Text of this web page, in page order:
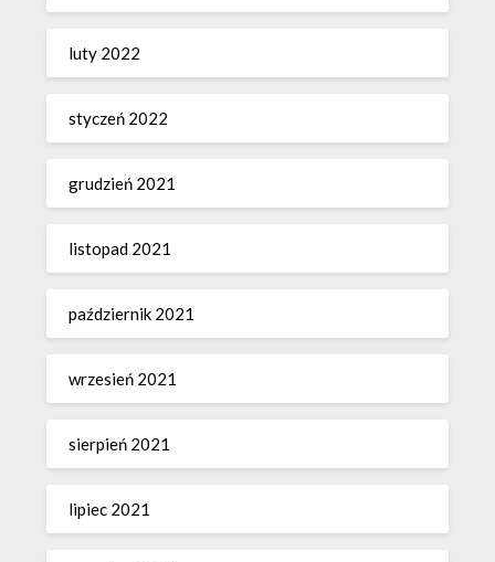
luty 2022
styczeń 2022
grudzień 2021
listopad 2021
październik 2021
wrzesień 2021
sierpień 2021
lipiec 2021